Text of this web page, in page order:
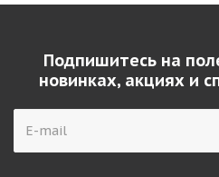
Подпишитесь на
новинках, акциях и